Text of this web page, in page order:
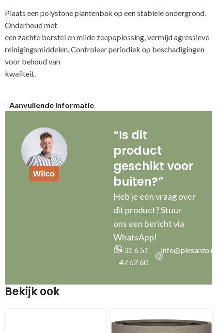
Plaats een polystone plantenbak op een stabiele ondergrond.
Onderhoud met
een zachte borstel en milde zeepoplossing, vermijd agressieve
reinigingsmiddelen. Controleer periodiek op beschadigingen
voor behoud van
Aanvullende informatie
“Is dit
product
geschikt voor
buiten?”
Heb je een vraag over
dit product? Stuur
ons een bericht via
WhatsApp!
+31 6 51
47 62 60
info@plesanto.nl
Bekijk ook